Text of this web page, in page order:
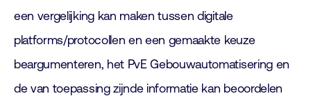
een vergelijking kan maken tussen digitale
platforms/protocollen en een gemaakte keuze
beargumenteren, het PvE Gebouwautomatisering en
de van toepassing zijnde informatie kan beoordelen